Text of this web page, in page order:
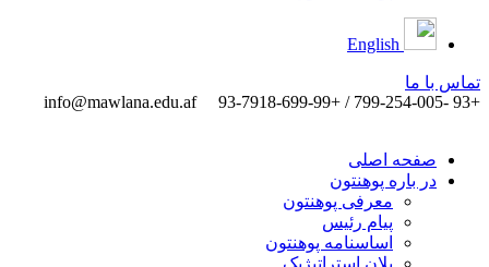
تماس ‌با ‌ما
+93 -799-254-005 / +93-7918-699-99
info@mawlana.edu.af
صفحه اصلی
در باره پوهنتون
معرفی پوهنتون
پیام رئیس
اساسنامه پوهنتون
پلان استراتیژیک